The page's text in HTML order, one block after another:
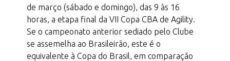
de março (sábado e domingo), das 9 às 16
horas, a etapa final da VII Copa CBA de Agility.
Se o campeonato anterior sediado pelo Clube
se assemelha ao Brasileirão, este é o
equivalente à Copa do Brasil, em comparação